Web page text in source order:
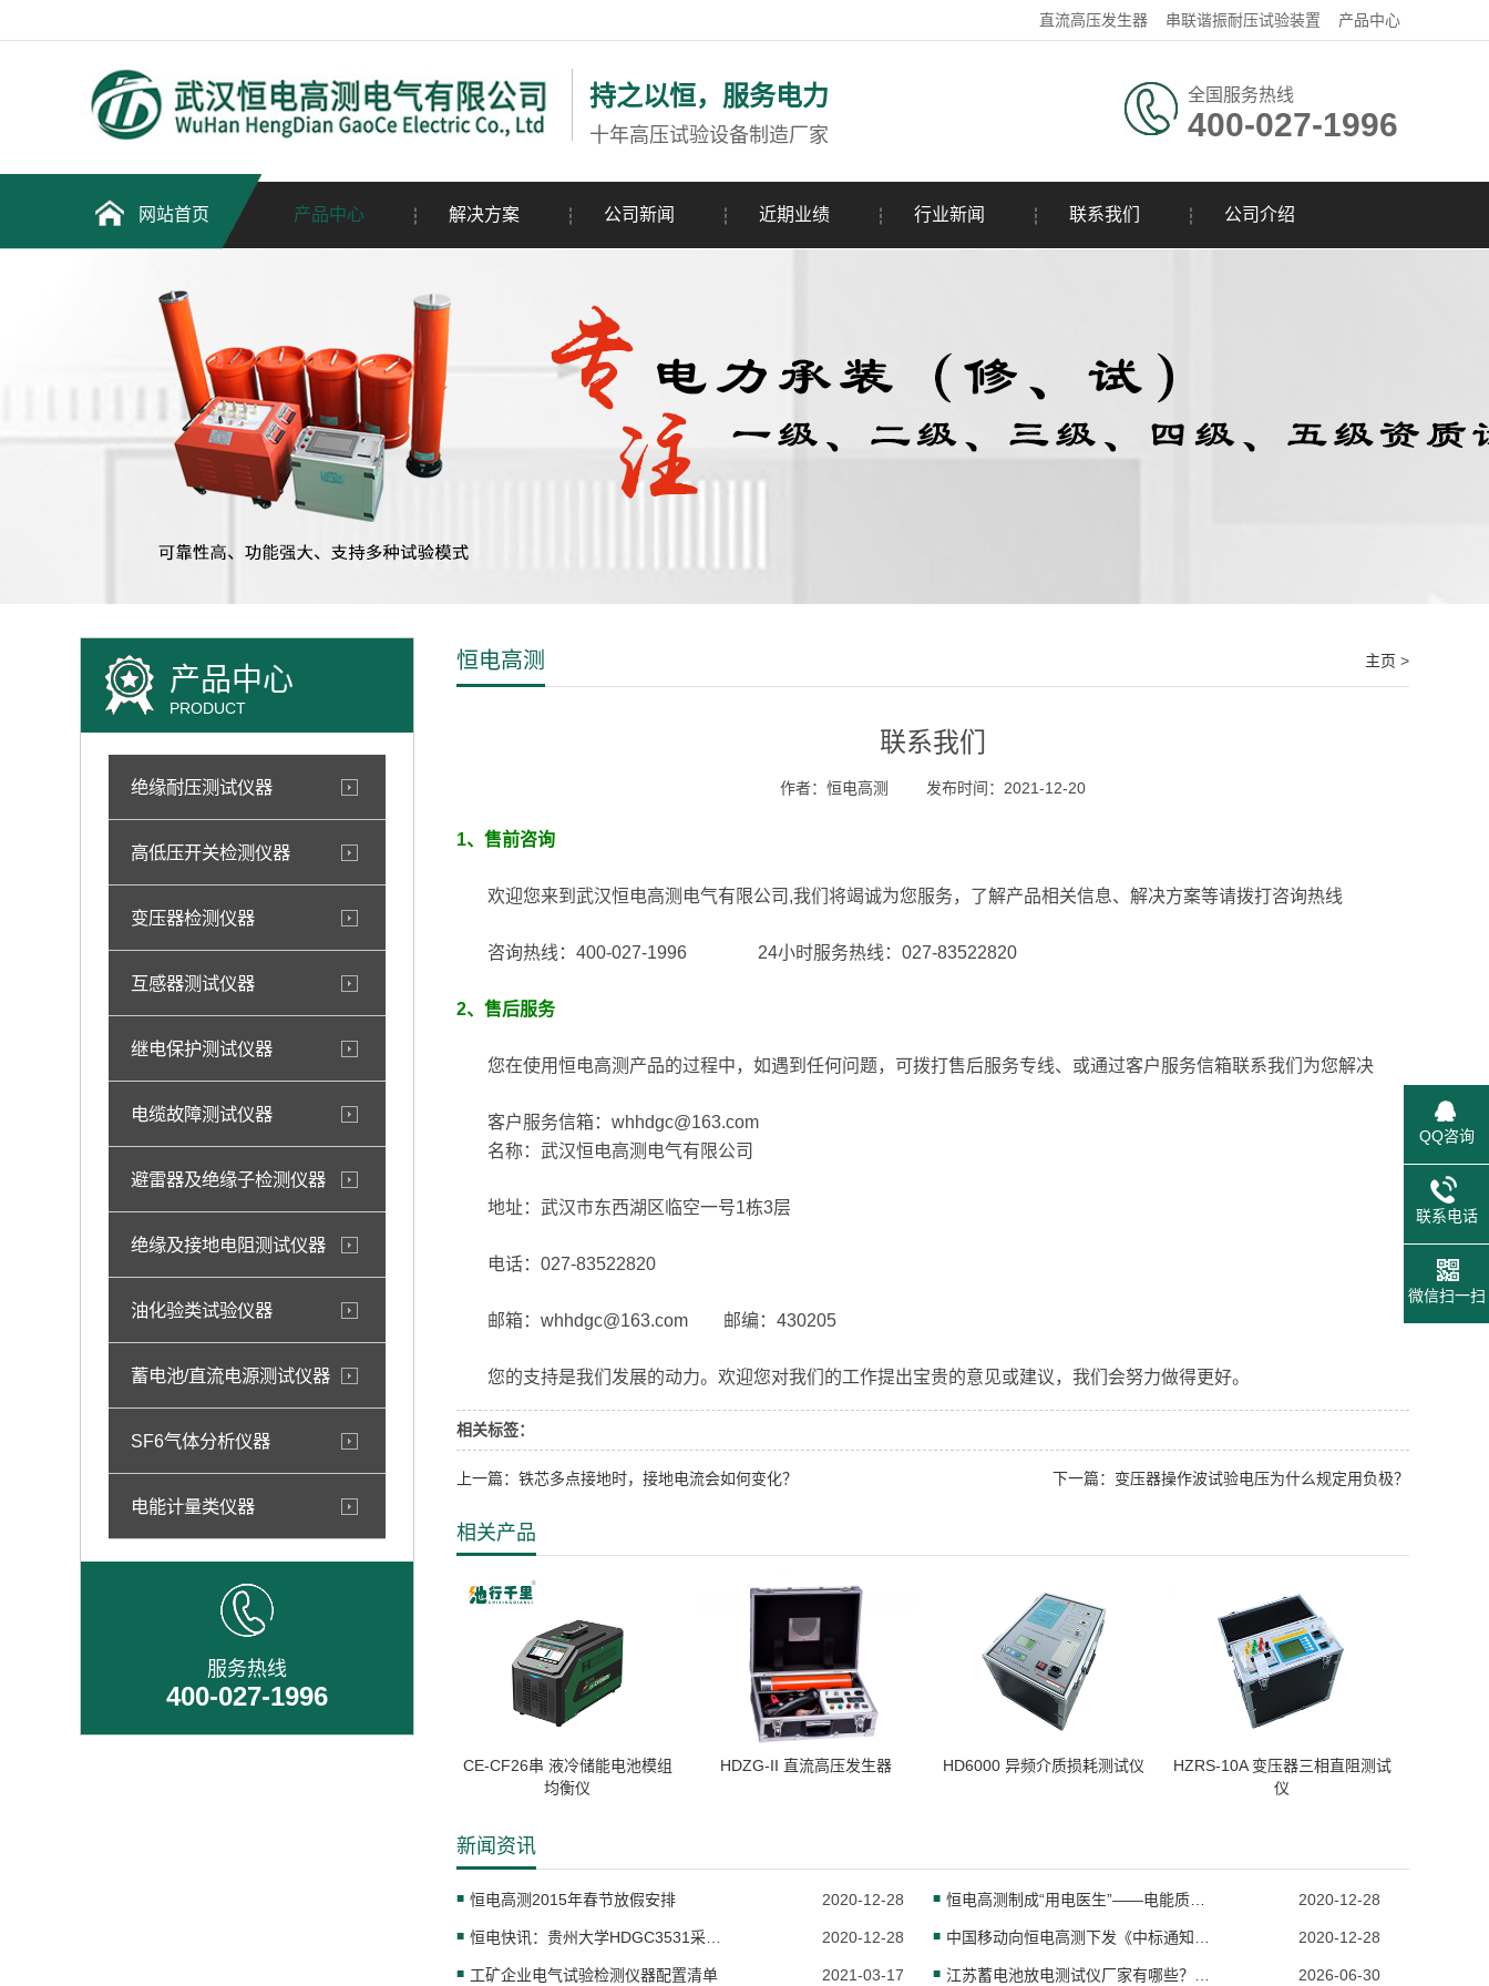
直流高压发生器 串联谐振耐压试验装置 产品中心
持之以恒，服务电力
十年高压试验设备制造厂家
全国服务热线
400-027-1996
网站首页 产品中心 解决方案 公司新闻 近期业绩 行业新闻 联系我们 公司介绍
产品中心
PRODUCT
绝缘耐压测试仪器
高低压开关检测仪器
变压器检测仪器
互感器测试仪器
继电保护测试仪器
电缆故障测试仪器
避雷器及绝缘子检测仪器
绝缘及接地电阻测试仪器
油化验类试验仪器
蓄电池/直流电源测试仪器
SF6气体分析仪器
电能计量类仪器
服务热线
400-027-1996
恒电高测 主页 >
联系我们
作者：恒电高测 发布时间：2021-12-20
1、售前咨询
欢迎您来到武汉恒电高测电气有限公司,我们将竭诚为您服务，了解产品相关信息、解决方案等请拨打咨询热线
咨询热线：400-027-1996 24小时服务热线：027-83522820
2、售后服务
您在使用恒电高测产品的过程中，如遇到任何问题，可拨打售后服务专线、或通过客户服务信箱联系我们为您解决
客户服务信箱：whhdgc@163.com
名称：武汉恒电高测电气有限公司
地址：武汉市东西湖区临空一号1栋3层
电话：027-83522820
邮箱：whhdgc@163.com 邮编：430205
您的支持是我们发展的动力。欢迎您对我们的工作提出宝贵的意见或建议，我们会努力做得更好。
相关标签：
上一篇：铁芯多点接地时，接地电流会如何变化？ 下一篇：变压器操作波试验电压为什么规定用负极？
相关产品
CE-CF26串 液冷储能电池模组
均衡仪
HDZG-II 直流高压发生器 HD6000 异频介质损耗测试仪
HZRS-10A 变压器三相直阻测试
仪
新闻资讯
恒电高测2015年春节放假安排 2020-12-28 恒电高测制成“用电医生”——电能质量分析仪 2020-12-28
2020-12-28 2020-12-28
工矿企业电气试验检测仪器配置清单 2021-03-17 2026-06-30
QQ咨询
联系电话
微信扫一扫